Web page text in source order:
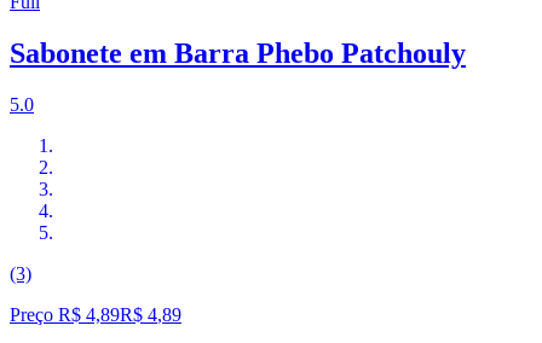
Sabonete em Barra Phebo Patchouly
5.0
(3)
Preço R$ 4,89R$ 4,89